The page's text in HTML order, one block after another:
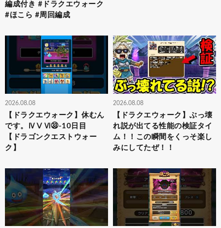
編成付き #ドラクエウォーク
#ほこら #周回編成
2026.08.08
【ドラクエウォーク】休むん
です。ⅣⅤⅥ㉝-10日目
【ドラゴンクエストウォー
ク】
2026.08.08
【ドラクエウォーク】ぶっ壊
れ説が出てる性能の検証タイ
ム！！この瞬間をくっそ楽し
みにしてたぜ！！